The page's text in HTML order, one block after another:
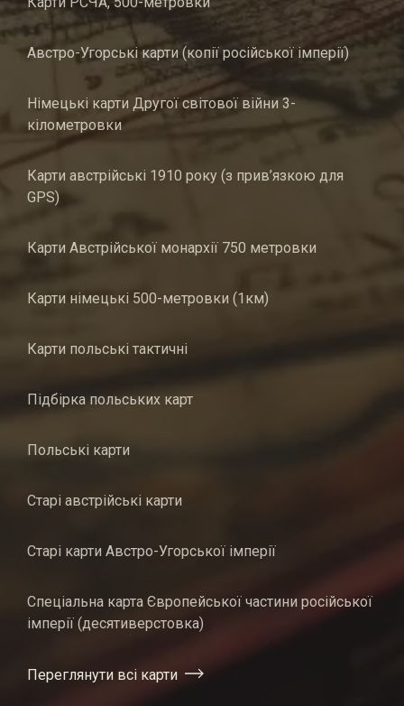
Австро-Угорські карти (копії російської імперії)
Німецькі карти Другої світової війни 3-
кілометровки
Карти австрійські 1910 року (з прив’язкою для
GPS)
Карти Австрійської монархії 750 метровки
Карти німецькі 500-метровки (1км)
Карти польські тактичні
Підбірка польських карт
Польські карти
Старі австрійські карти
Старі карти Австро-Угорської імперії
Спеціальна карта Європейської частини російської
імперії (десятиверстовка)
Переглянути всі карти